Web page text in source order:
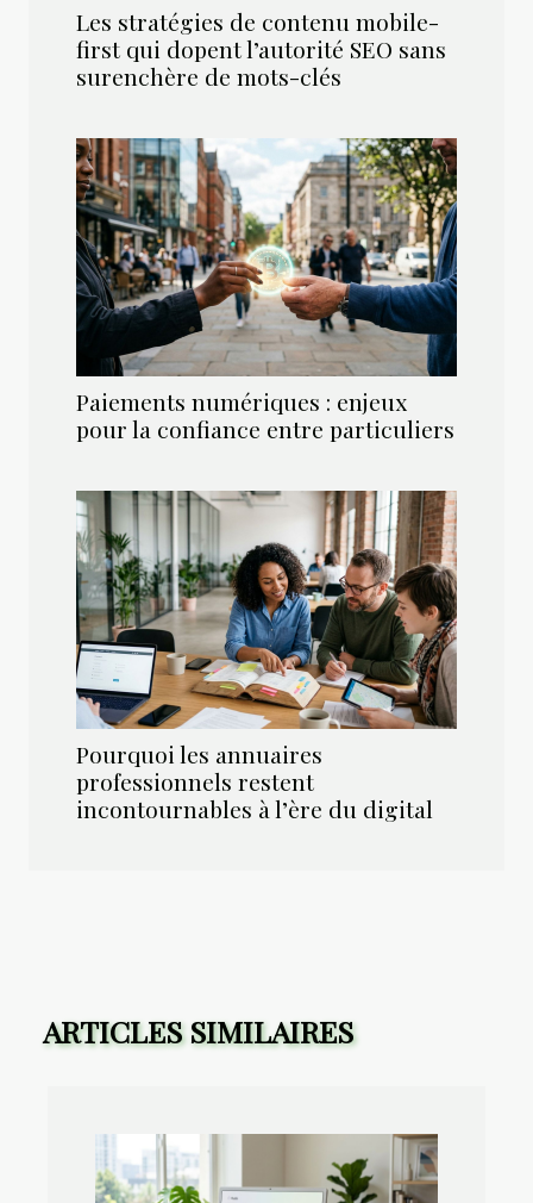
Les stratégies de contenu mobile-
first qui dopent l’autorité SEO sans
surenchère de mots-clés
Paiements numériques : enjeux
pour la confiance entre particuliers
Pourquoi les annuaires
professionnels restent
incontournables à l’ère du digital
ARTICLES SIMILAIRES